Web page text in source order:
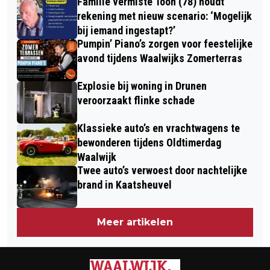
DERBY
DWARSFLUITCONCERT IN SINT-JAN
DE DOPER WAALWIJK
rekening met nieuw scenario: ‘Mogelijk
bij iemand ingestapt?’
Pumpin’ Piano’s zorgen voor feestelijke
avond tijdens Waalwijks Zomerterras
Explosie bij woning in Drunen
veroorzaakt flinke schade
Klassieke auto’s en vrachtwagens te
bewonderen tijdens Oldtimerdag
Waalwijk
Twee auto’s verwoest door nachtelijke
brand in Kaatsheuvel
Meer artikelen